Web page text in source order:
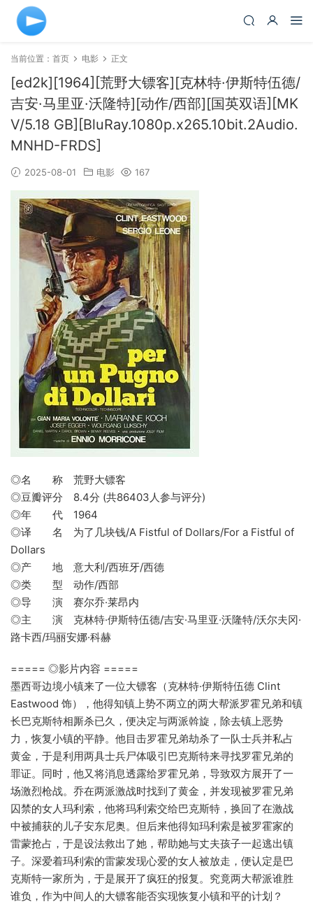
当前位置： 首页 电影 正文
[ed2k][1964][荒野大镖客][克林特·伊斯特伍德/
吉安·马里亚·沃隆特][动作/西部][国英双语][MK
V/5.18 GB][BluRay.1080p.x265.10bit.2Audio.
MNHD-FRDS]
2025-08-01 电影 167
◎名 称 荒野大镖客
◎豆瓣评分 8.4分 (共86403人参与评分)
◎年 代 1964
◎译 名 为了几块钱/A Fistful of Dollars/For a Fistful of
Dollars
◎产 地 意大利/西班牙/西德
◎类 型 动作/西部
◎导 演 赛尔乔·莱昂内
◎主 演 克林特·伊斯特伍德/吉安·马里亚·沃隆特/沃尔夫冈·
路卡西/玛丽安娜·科赫
===== ◎影片内容 =====
墨西哥边境小镇来了一位大镖客（克林特·伊斯特伍德 Clint
Eastwood 饰），他得知镇上势不两立的两大帮派罗霍兄弟和镇
长巴克斯特相厮杀已久，便决定与两派斡旋，除去镇上恶势
力，恢复小镇的平静。他目击罗霍兄弟劫杀了一队士兵并私占
黄金，于是利用两具士兵尸体吸引巴克斯特来寻找罗霍兄弟的
罪证。同时，他又将消息透露给罗霍兄弟，导致双方展开了一
场激烈枪战。乔在两派激战时找到了黄金，并发现被罗霍兄弟
囚禁的女人玛利索，他将玛利索交给巴克斯特，换回了在激战
中被捕获的儿子安东尼奥。但后来他得知玛利索是被罗霍家的
雷蒙抢占，于是设法救出了她，帮助她与丈夫孩子一起逃出镇
子。深爱着玛利索的雷蒙发现心爱的女人被放走，便认定是巴
克斯特一家所为，于是展开了疯狂的报复。究竟两大帮派谁胜
谁负，作为中间人的大镖客能否实现恢复小镇和平的计划？